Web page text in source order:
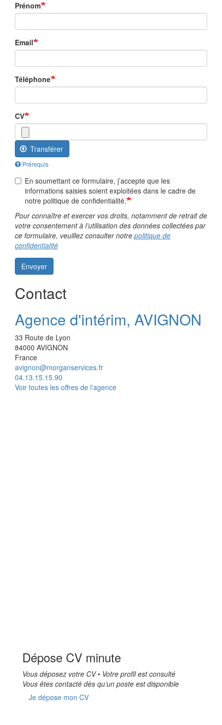
Prénom
Email
Téléphone
CV
Transférer
Prérequis
En soumettant ce formulaire, j’accepte que les
informations saisies soient exploitées dans le cadre de
notre politique de confidentialité.
Pour connaître et exercer vos droits, notamment de retrait de
votre consentement à l’utilisation des données collectées par
ce formulaire, veuillez consulter notre politique de
confidentialité
Envoyer
Contact
Agence d'intérim, AVIGNON
33 Route de Lyon
84000 AVIGNON
France
avignon@morganservices.fr
04.13.15.15.90
Voir toutes les offres de l'agence
Dépose CV minute
Vous déposez votre CV • Votre profil est consulté
Vous êtes contacté dès qu’un poste est disponible
Je dépose mon CV